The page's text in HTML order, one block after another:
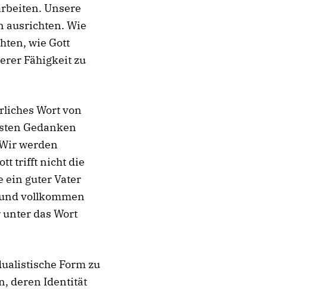
Unsere
ausrichten. Wie
wie Gott
Fähigkeit zu
Wort von
Gedanken
werden
trifft nicht die
ein guter Vater
vollkommen
das Wort
Form zu
deren Identität